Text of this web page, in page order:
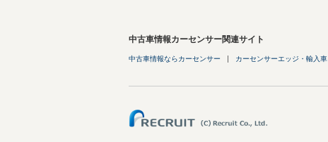
中古車情報カーセンサー関連サイト
中古車情報ならカーセンサー カーセンサーエッジ・輸入車